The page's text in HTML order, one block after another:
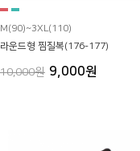
M(90)~3XL(110)
라운드형 찜질복(176-177)
10,000원 9,000원